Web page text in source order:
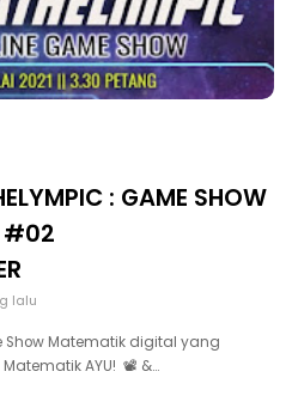
: GAME SHOW
#02
lalu
Show Matematik digital yang
AYU! 📽 &…